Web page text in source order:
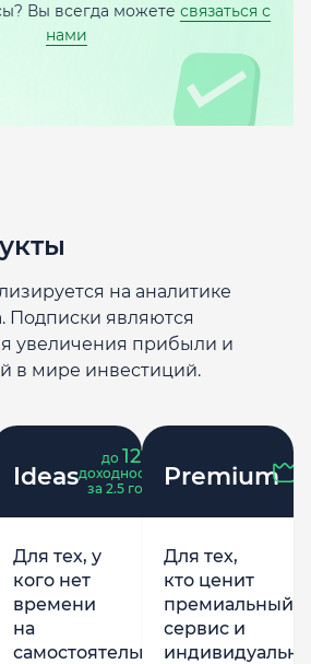
Вы всегда можете связаться с
нами
на аналитике
Подписки являются
увеличения прибыли и
в мире инвестиций.
Ideas
до 121
доходность
за 2.5 года
Для тех, у
кого нет
времени
на
самостоятельную
Premium
Для тех,
кто ценит
премиальный
сервис и